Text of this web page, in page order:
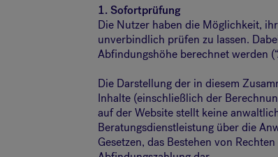
1. Sofortprüfung
Die Nutzer haben die Möglichkeit,
unverbindlich prüfen zu lassen.
Abfindungshöhe berechnet werden
Die Darstellung der in diesem
Inhalte (einschließlich der
auf der Website stellt keine
Beratungsdienstleistung über die
Gesetzen, das Bestehen von